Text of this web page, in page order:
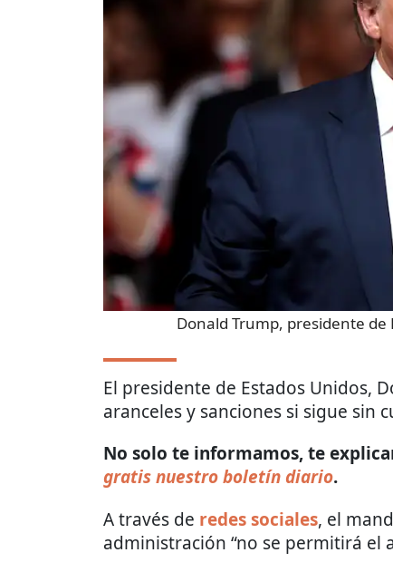
Donald Trump, presidente de
El presidente de Estados Unidos,
aranceles y sanciones si sigue sin
No solo te informamos, te
gratis nuestro boletín diario.
A través de redes sociales, el
administración “no se permitirá el